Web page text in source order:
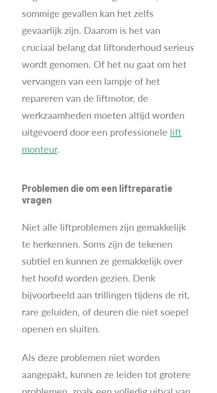
sommige gevallen kan het zelfs
gevaarlijk zijn. Daarom is het van
cruciaal belang dat liftonderhoud serieus
wordt genomen. Of het nu gaat om het
vervangen van een lampje of het
repareren van de liftmotor, de
werkzaamheden moeten altijd worden
uitgevoerd door een professionele lift
monteur.
Problemen die om een liftreparatie
vragen
Niet alle liftproblemen zijn gemakkelijk
te herkennen. Soms zijn de tekenen
subtiel en kunnen ze gemakkelijk over
het hoofd worden gezien. Denk
bijvoorbeeld aan trillingen tijdens de rit,
rare geluiden, of deuren die niet soepel
openen en sluiten.
Als deze problemen niet worden
aangepakt, kunnen ze leiden tot grotere